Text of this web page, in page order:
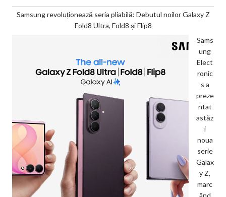
Samsung revoluționează seria pliabilă: Debutul noilor Galaxy Z
Fold8 Ultra, Fold8 și Flip8
Sams
ung
Elect
ronic
s a
preze
ntat
astăz
i
noua
serie
Galax
y Z,
marc